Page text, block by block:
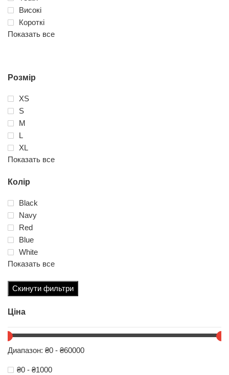
Високі
Короткі
Показать все
Розмір
XS
S
M
L
XL
Показать все
Колір
Black
Navy
Red
Blue
White
Показать все
Скинути фильтри
Ціна
Диапазон: ₴0 - ₴60000
₴0 - ₴1000